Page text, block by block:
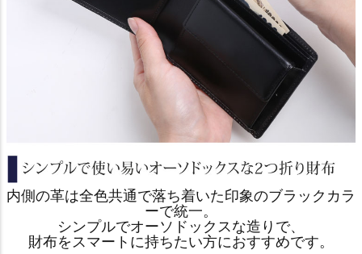
内側の革は全色共通で落ち着いた印象のブラックカラ
ーで統一。
シンプルでオーソドックスな造りで、
財布をスマートに持ちたい方におすすめです。